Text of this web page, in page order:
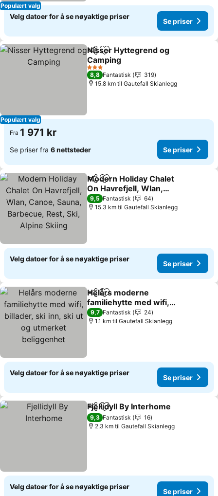
Populært valg
Velg datoer for å se nøyaktige priser
Se priser
Populært valg
Del Legg til i favoritter
Nisser Hyttegrend og
Camping
Se priser
3 Stjerner
8,8 Fantastisk
319
15.8 km til Gautefall Skianlegg
Fra 1 971 kr
Se priser fra 6 nettsteder Se priser
Del Legg til i favoritter
Modern Holiday Chalet
On Havrefjell, Wlan,
Canoe, Sauna, Barbecue,
Rest, Ski, Alpine Skiing
Se priser
9,5 Fantastisk
64
15.3 km til Gautefall Skianlegg
Velg datoer for å se nøyaktige priser
Se priser
Del Legg til i favoritter
Helårs moderne
familiehytte med wifi,
billader, ski inn, ski ut og
utmerket beliggenhet
Se priser
9,7 Fantastisk
24
1.1 km til Gautefall Skianlegg
Velg datoer for å se nøyaktige priser
Se priser
Del Legg til i favoritter
Fjellidyll By Interhome
9,3 Fantastisk
16
2.3 km til Gautefall Skianlegg
Velg datoer for å se nøyaktige priser
Se priser